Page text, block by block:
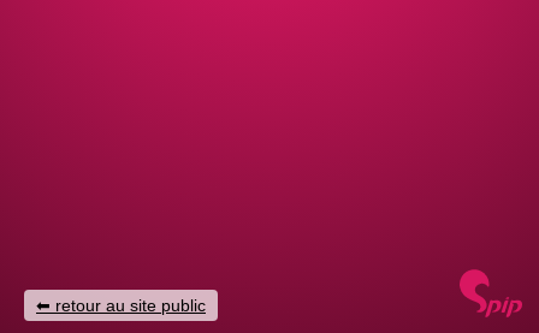
retour au site public